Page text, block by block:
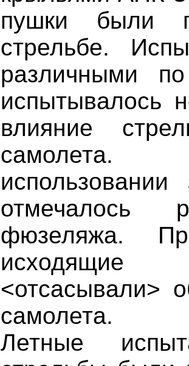
пушки были
стрельбе.
различными
испытывалось
влияние
отмечалось
фюзеляжа.
исходящие
<отсасывали>
самолета.
Летные